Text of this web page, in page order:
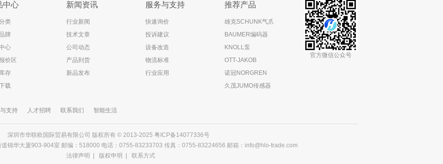
中心
类
牌
心
价区
存
载
新闻资讯
行业新闻
技术文章
公司动态
产品到货
新品发布
服务与支持
快速询价
投诉建议
设备改造
物流标准
行业应用
推荐产品
雄克SCHUNK气爪
BAUMER编码器
KNOLL泵
OTT-JAKOB
诺冠NORGREN
久茂JUMO传感器
官方微信公众号
支持 人才招聘 联系我们 智能生活
深圳市华联欧国际贸易有限公司 版权所有 © 2013-2025 粤ICP备14077336号
锦华大厦903-904室 邮编：518000 电话：0755-83233703 传真：0755-83224656 邮箱：info@hlo-trade.com
法律声明
版权申明 联系方式